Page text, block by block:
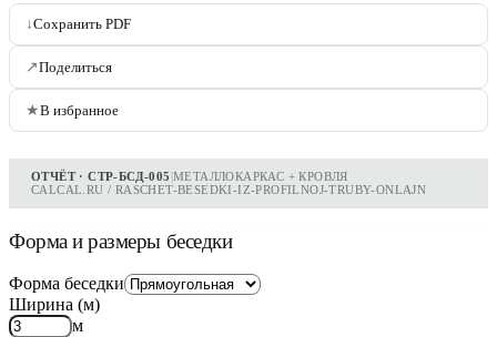
↓Сохранить PDF
↗Поделиться
★В избранное
ОТЧЁТ · СТР-БСД-005 |МЕТАЛЛОКАРКАС + КРОВЛЯ
CALCAL.RU / RASCHET-BESEDKI-IZ-PROFILNOJ-TRUBY-ONLAJN
Форма и размеры беседки
Форма беседки
Ширина (м)
м